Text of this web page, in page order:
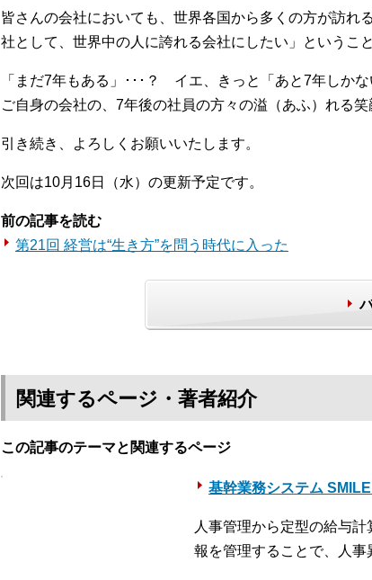
皆さんの会社においても、世界各国から多くの方が訪れ
社として、世界中の人に誇れる会社にしたい」というこ
「まだ7年もある」･･･？ イエ、きっと「あと7年しかな
ご自身の会社の、7年後の社員の方々の溢（あふ）れる
引き続き、よろしくお願いいたします。
次回は10月16日（水）の更新予定です。
前の記事を読む
第21回 経営は“生き方”を問う時代に入った
関連するページ・著者紹介
この記事のテーマと関連するページ
基幹業務システム
人事管理から定型の給与
報を管理することで、人事